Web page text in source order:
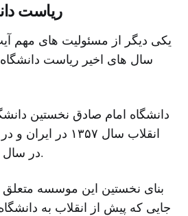
ریاست
یکی دیگر از مسئولیت های مهم
سال های اخیر ریاست
دانشگاه امام صادق نخستین
انقلاب سال ۱۳۵۷
در سال ۱۳۶۱ آغاز به کار کرد.
بنای نخستین این موسسه متعلق
جایی که پیش از انقلاب به